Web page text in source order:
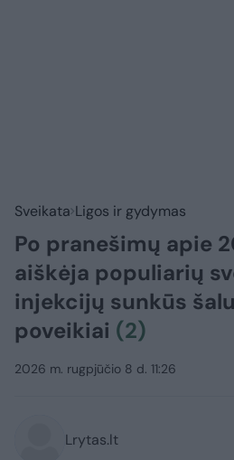
Sveikata Ligos ir gydymas
Po pranešimų apie
aiškėja populiarių
injekcijų sunkūs
poveikiai (2)
2026 m. rugpjūčio 8 d. 11:26
Lrytas.lt